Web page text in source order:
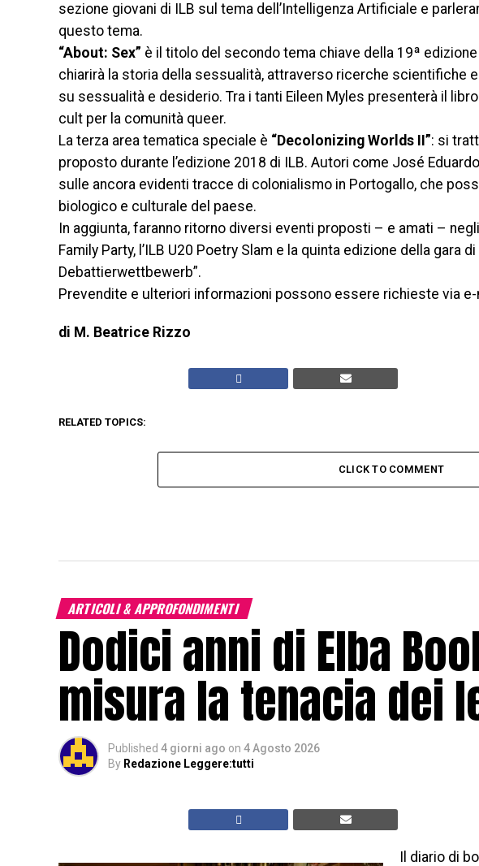
sezione giovani di ILB sul tema dell’Intelligenza Artificiale e
questo tema.
“About: Sex” è il titolo del secondo tema chiave della 19ª
chiarirà la storia della sessualità, attraverso ricerche scientifiche
su sessualità e desiderio. Tra i tanti Eileen Myles presenterà il
cult per la comunità queer.
La terza area tematica speciale è “Decolonizing Worlds II”: si
proposto durante l’edizione 2018 di ILB. Autori come José
sulle ancora evidenti tracce di colonialismo in Portogallo, che
biologico e culturale del paese.
In aggiunta, faranno ritorno diversi eventi proposti – e amati –
Family Party, l’ILB U20 Poetry Slam e la quinta edizione della gara
Debattierwettbewerb”.
Prevendite e ulteriori informazioni possono essere richieste via
di M. Beatrice Rizzo
RELATED TOPICS:
CLICK TO COMMENT
ARTICOLI & APPROFONDIMENTI
Dodici anni di Elba
misura la tenacia dei
Published 4 giorni ago on 4 Agosto 2026
By Redazione Leggere:tutti
Il diario di